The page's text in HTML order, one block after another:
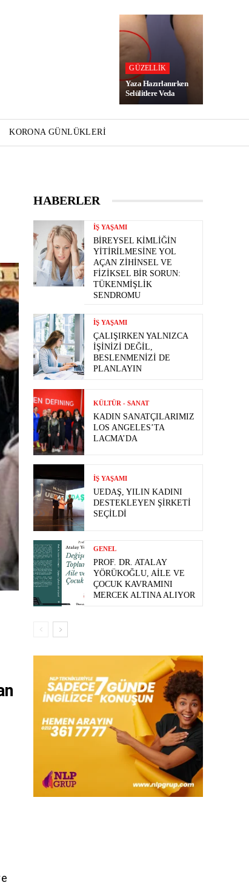
GÜZELLIK
Yaza Hazırlanırken
Selülitlere Veda
KORONA GÜNLÜKLERI
HABERLER
İŞ YAŞAMI
BIREYSEL KIMLIĞIN
YITIRILMESINE YOL
AÇAN ZIHINSEL VE
FIZIKSEL BIR SORUN:
TÜKENMIŞLIK
SENDROMU
İŞ YAŞAMI
ÇALIŞIRKEN YALNIZCA
İŞINIZI DEĞIL,
BESLENMENIZI DE
PLANLAYIN
KÜLTÜR - SANAT
KADIN SANATÇILARIMIZ
LOS ANGELES’TA
LACMA’DA
İŞ YAŞAMI
UEDAŞ, YILIN KADINI
DESTEKLEYEN ŞIRKETI
SEÇILDI
GENEL
PROF. DR. ATALAY
YÖRÜKOĞLU, AILE VE
ÇOCUK KAVRAMINI
MERCEK ALTINA ALIYOR